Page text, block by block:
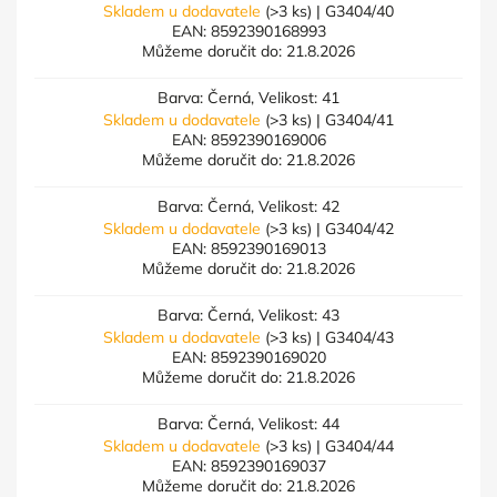
Skladem u dodavatele (>3 ks) | G3404/40
EAN: 8592390168993
Můžeme doručit do: 21.8.2026
Barva: Černá, Velikost: 41
Skladem u dodavatele (>3 ks) | G3404/41
EAN: 8592390169006
Můžeme doručit do: 21.8.2026
Barva: Černá, Velikost: 42
Skladem u dodavatele (>3 ks) | G3404/42
EAN: 8592390169013
Můžeme doručit do: 21.8.2026
Barva: Černá, Velikost: 43
Skladem u dodavatele (>3 ks) | G3404/43
EAN: 8592390169020
Můžeme doručit do: 21.8.2026
Barva: Černá, Velikost: 44
Skladem u dodavatele (>3 ks) | G3404/44
EAN: 8592390169037
Můžeme doručit do: 21.8.2026